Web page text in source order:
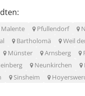
Malente Pfullendorf
Bartholomä Weil
Münster Arnsberg
Neunkirchen
Sinsheim